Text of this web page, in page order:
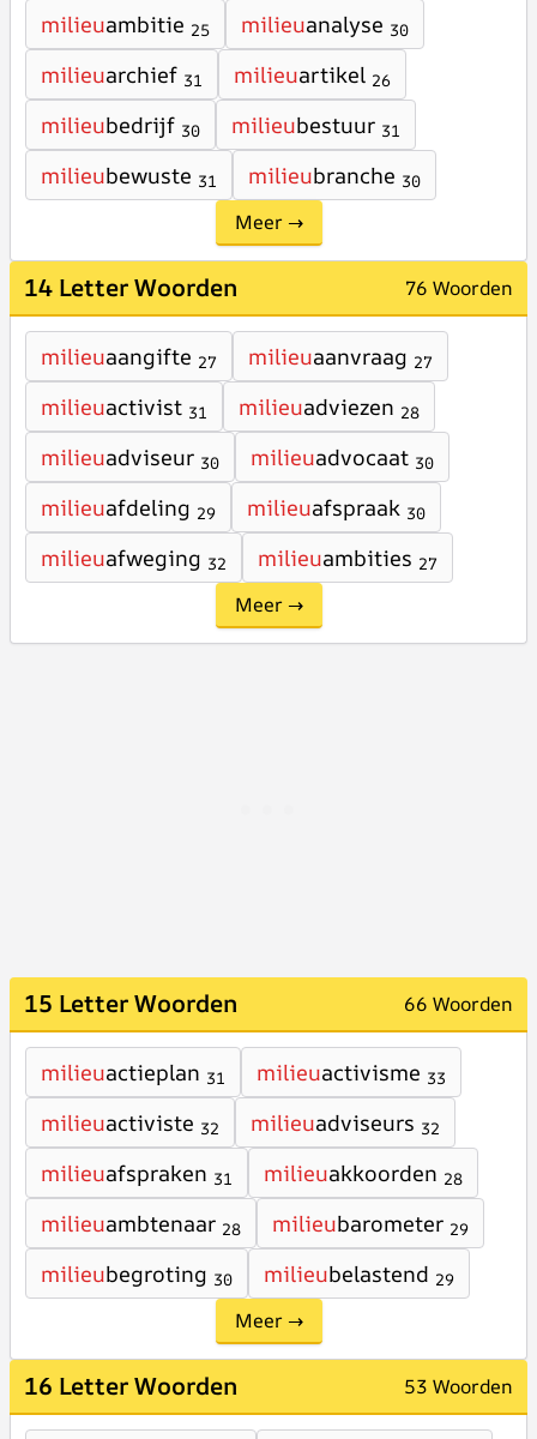
milieuambitie 25 milieuanalyse 30
milieuarchief 31 milieuartikel 26
milieubedrijf 30 milieubestuur 31
milieubewuste 31 milieubranche 30
Meer →
14 Letter Woorden 76 Woorden
milieuaangifte 27 milieuaanvraag 27
milieuactivist 31 milieuadviezen 28
milieuadviseur 30 milieuadvocaat 30
milieuafdeling 29 milieuafspraak 30
milieuafweging 32 milieuambities 27
Meer →
15 Letter Woorden 66 Woorden
milieuactieplan 31 milieuactivisme 33
milieuactiviste 32 milieuadviseurs 32
milieuafspraken 31 milieuakkoorden 28
milieuambtenaar 28 milieubarometer 29
milieubegroting 30 milieubelastend 29
Meer →
16 Letter Woorden 53 Woorden